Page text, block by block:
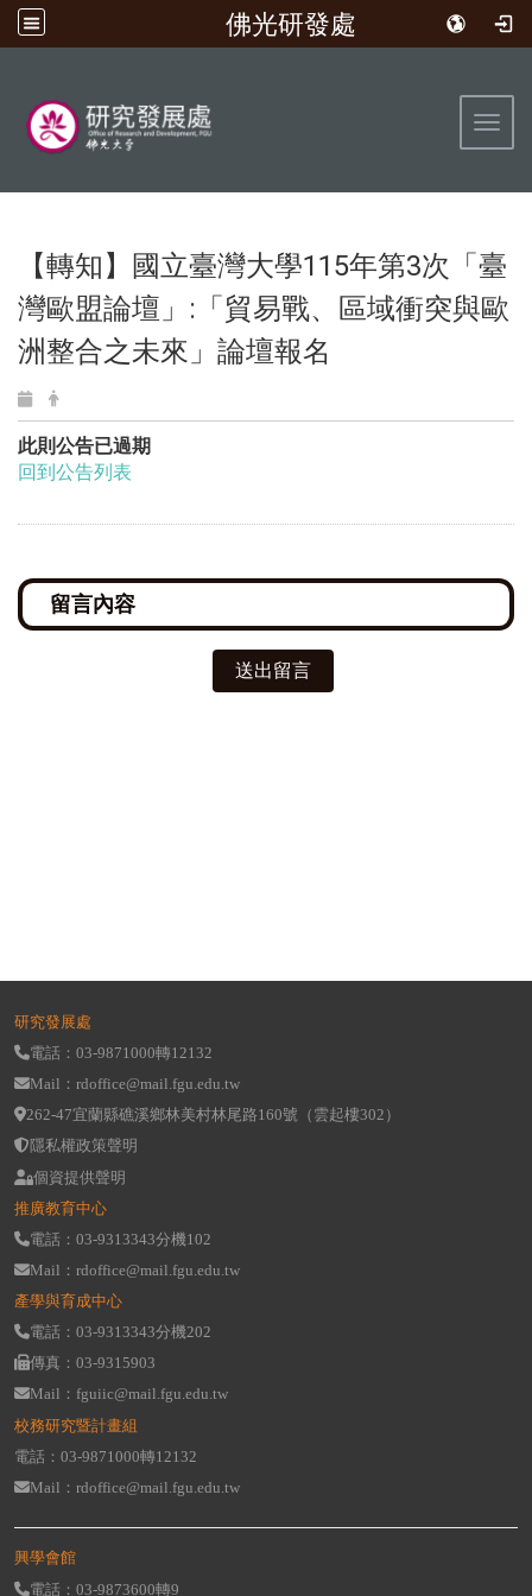
佛光研發處
【轉知】國立臺灣大學115年第3次「臺
灣歐盟論壇」:「貿易戰、區域衝突與歐
洲整合之未來」論壇報名
此則公告已過期
回到公告列表
送出留言
研究發展處
電話：03-9871000轉12132
Mail：rdoffice@mail.fgu.edu.tw
262-47宜蘭縣礁溪鄉林美村林尾路160號（雲起樓302）
隱私權政策聲明
個資提供聲明
推廣教育中心
電話：03-9313343分機102
Mail：rdoffice@mail.fgu.edu.tw
產學與育成中心
電話：03-9313343分機202
傳真：03-9315903
Mail：fguiic@mail.fgu.edu.tw
校務研究暨計畫組
電話：03-9871000轉12132
Mail：rdoffice@mail.fgu.edu.tw
興學會館
電話：03-9873600轉9